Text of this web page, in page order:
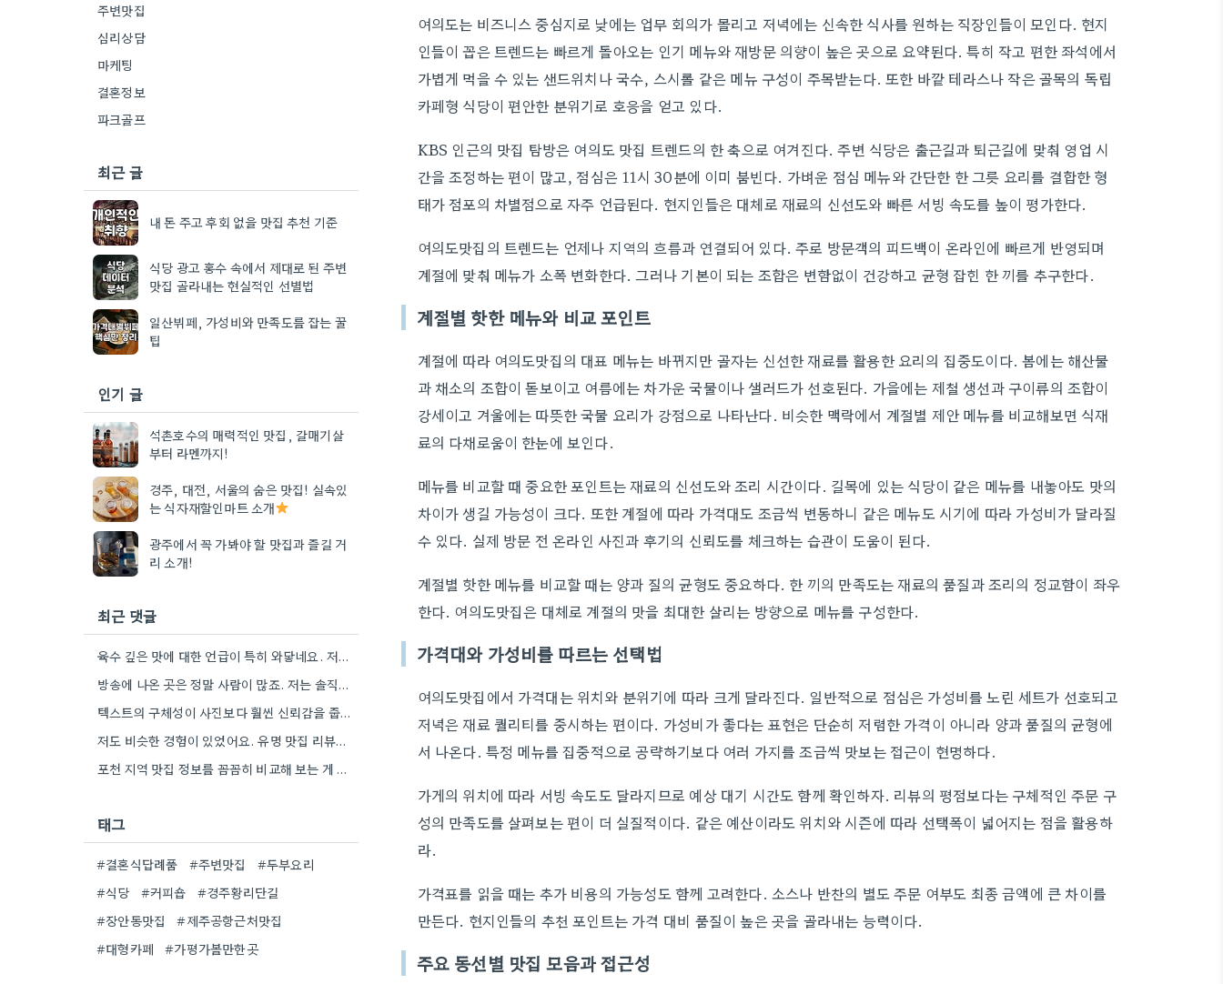
여의도는 비즈니스 중심지로 낮에는 업무 회의가 몰리고 저녁에는 신속한 식사를 원하는 직장인들이 모인다. 현지
인들이 꼽은 트렌드는 빠르게 돌아오는 인기 메뉴와 재방문 의향이 높은 곳으로 요약된다. 특히 작고 편한 좌석에서
가볍게 먹을 수 있는 샌드위치나 국수, 스시롤 같은 메뉴 구성이 주목받는다. 또한 바깥 테라스나 작은 골목의 독립
카페형 식당이 편안한 분위기로 호응을 얻고 있다.
KBS 인근의 맛집 탐방은 여의도 맛집 트렌드의 한 축으로 여겨진다. 주변 식당은 출근길과 퇴근길에 맞춰 영업 시
간을 조정하는 편이 많고, 점심은 11시 30분에 이미 붐빈다. 가벼운 점심 메뉴와 간단한 한 그릇 요리를 결합한 형
태가 점포의 차별점으로 자주 언급된다. 현지인들은 대체로 재료의 신선도와 빠른 서빙 속도를 높이 평가한다.
여의도맛집의 트렌드는 언제나 지역의 흐름과 연결되어 있다. 주로 방문객의 피드백이 온라인에 빠르게 반영되며
계절에 맞춰 메뉴가 소폭 변화한다. 그러나 기본이 되는 조합은 변함없이 건강하고 균형 잡힌 한 끼를 추구한다.
계절별 핫한 메뉴와 비교 포인트
계절에 따라 여의도맛집의 대표 메뉴는 바뀌지만 골자는 신선한 재료를 활용한 요리의 집중도이다. 봄에는 해산물
과 채소의 조합이 돋보이고 여름에는 차가운 국물이나 샐러드가 선호된다. 가을에는 제철 생선과 구이류의 조합이
강세이고 겨울에는 따뜻한 국물 요리가 강점으로 나타난다. 비슷한 맥락에서 계절별 제안 메뉴를 비교해보면 식재
료의 다채로움이 한눈에 보인다.
메뉴를 비교할 때 중요한 포인트는 재료의 신선도와 조리 시간이다. 길목에 있는 식당이 같은 메뉴를 내놓아도 맛의
차이가 생길 가능성이 크다. 또한 계절에 따라 가격대도 조금씩 변동하니 같은 메뉴도 시기에 따라 가성비가 달라질
수 있다. 실제 방문 전 온라인 사진과 후기의 신뢰도를 체크하는 습관이 도움이 된다.
계절별 핫한 메뉴를 비교할 때는 양과 질의 균형도 중요하다. 한 끼의 만족도는 재료의 품질과 조리의 정교함이 좌우
한다. 여의도맛집은 대체로 계절의 맛을 최대한 살리는 방향으로 메뉴를 구성한다.
가격대와 가성비를 따르는 선택법
여의도맛집에서 가격대는 위치와 분위기에 따라 크게 달라진다. 일반적으로 점심은 가성비를 노린 세트가 선호되고
저녁은 재료 퀄리티를 중시하는 편이다. 가성비가 좋다는 표현은 단순히 저렴한 가격이 아니라 양과 품질의 균형에
서 나온다. 특정 메뉴를 집중적으로 공략하기보다 여러 가지를 조금씩 맛보는 접근이 현명하다.
가게의 위치에 따라 서빙 속도도 달라지므로 예상 대기 시간도 함께 확인하자. 리뷰의 평점보다는 구체적인 주문 구
성의 만족도를 살펴보는 편이 더 실질적이다. 같은 예산이라도 위치와 시즌에 따라 선택폭이 넓어지는 점을 활용하
라.
가격표를 읽을 때는 추가 비용의 가능성도 함께 고려한다. 소스나 반찬의 별도 주문 여부도 최종 금액에 큰 차이를
만든다. 현지인들의 추천 포인트는 가격 대비 품질이 높은 곳을 골라내는 능력이다.
주요 동선별 맛집 모음과 접근성
주변맛집
심리상담
마케팅
결혼정보
파크골프
최근 글
내 돈 주고 후회 없을 맛집 추천 기준
식당 광고 홍수 속에서 제대로 된 주변
맛집 골라내는 현실적인 선별법
일산뷔페, 가성비와 만족도를 잡는 꿀
팁
인기 글
석촌호수의 매력적인 맛집, 갈매기살
부터 라멘까지!
경주, 대전, 서울의 숨은 맛집! 실속있
는 식자재할인마트 소개
광주에서 꼭 가봐야 할 맛집과 즐길 거
리 소개!
최근 댓글
육수 깊은 맛에 대한 언급이 특히 와닿네요. 저도 음식을 먹을 때 육수의 깊은 맛을 중요하게…
방송에 나온 곳은 정말 사람이 많죠. 저는 솔직히 메뉴 자체의 품질이 더 중요하다고 생각해요.
텍스트의 구체성이 사진보다 훨씬 신뢰감을 줍니다. 특히 사장님이 직접 요리하는 곳을 찾는 게 좋은 전략인…
저도 비슷한 경험이 있었어요. 유명 맛집 리뷰만 보다가, 동네 맛집에서 훨씬 더 맛있는 음식을 먹고…
포천 지역 맛집 정보를 꼼꼼히 비교해 보는 게 정말 좋은 팁 같아요. 특히 커뮤니티 언급…
태그
#결혼식답례품 #주변맛집
#두부요리
#식당
#커피숍
#경주황리단길
#장안동맛집
#제주공항근처맛집
#대형카페
#가평가볼만한곳